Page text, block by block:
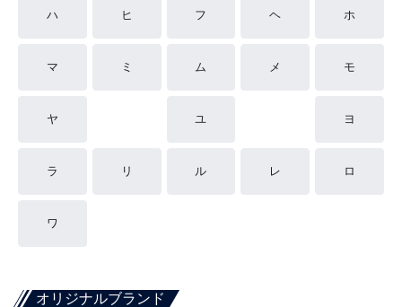
ハ ヒ フ ヘ ホ
マ ミ ム メ モ
ヤ ユ ヨ
ラ リ ル レ ロ
ワ
オリジナルブランド